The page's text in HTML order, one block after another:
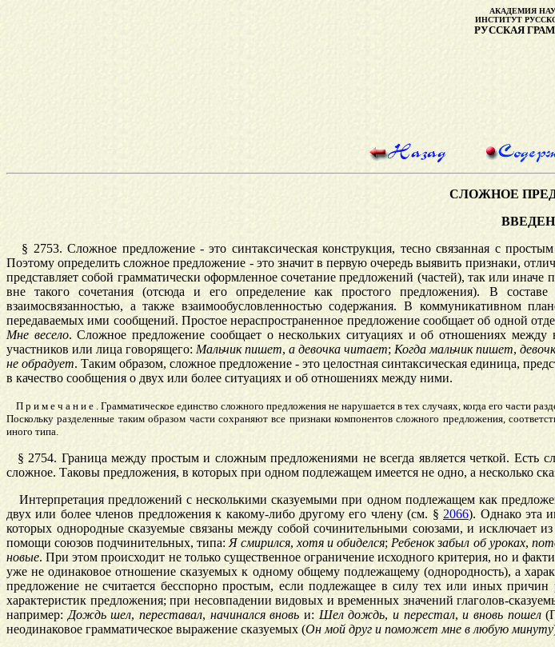
АКАДЕМИЯ
ИНСТИТУТ
РУССКАЯ
СЛОЖНОЕ
§ 2753. Сложное предложение - это синтаксическая конструкция, тесно связанная с
Поэтому определить сложное предложение - это значит в первую очередь выявить признаки,
представляет собой грамматически оформленное сочетание предложений (частей), так или
вне такого сочетания (отсюда и его определение как простого предложения). В
взаимосвязанностью, а также взаимообусловленностью содержания. В коммуникативном
передаваемых ими сообщений. Простое нераспространенное предложение сообщает об одной
Мне весело. Сложное предложение сообщает о нескольких ситуациях и об отношениях
участников или лица говорящего: Мальчик пишет, а девочка читает; Когда мальчик пишет,
не обрадует. Таким образом, сложное предложение - это целостная синтаксическая единица,
в качество сообщения о двух или более ситуациях и об отношениях между ними.
Примечание . Грамматическое единство сложного предложения не нарушается в тех случаях, когда его части
Поскольку разделенные таким образом части сохраняют все признаки компонентов сложного предложения,
иного типа.
§2754. Граница между простым и сложным предложениями не всегда является четкой. Есть
сложное. Таковы предложения, в которых при одном подлежащем имеется не одно, а несколько
Интерпретация предложений с несколькими сказуемыми при одном подлежащем как
двух или более членов предложения к какому-либо другому его члену (см. §2066). Однако эта
которых однородные сказуемые связаны между собой сочинительными союзами, и исключает
помощи союзов подчинительных, типа:Я смирился,хотя и обиделся;Ребенок забыл об уроках,
новые. При этом происходит не только существенное ограничение исходного критерия, но и
уже не одинаковое отношение сказуемых к одному общему подлежащему (однородность), а
предложение не считается бесспорно простым, если подлежащее в силу тех или иных
характеристик предложения; при несовпадении видовых и временных значений глаголов-
например:Дождь шел, переставал, начинался вновь и: Шел дождь, и перестал,и вновь пошел
неодинаковое грамматическое выражение сказуемых (Он мой друг и поможет мне в любую минуту